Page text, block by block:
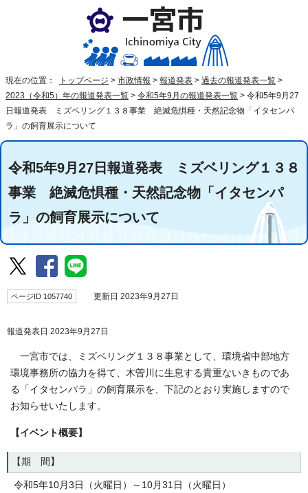
現在の位置： トップページ > 市政情報 > 報道発表 > 過去の報道発表一覧 >
2023（令和5）年の報道発表一覧 > 令和5年9月の報道発表一覧 > 令和5年9月27
日報道発表 ミズベリング１３８事業 絶滅危惧種・天然記念物「イタセンパ
ラ」の飼育展示について
令和5年9月27日報道発表 ミズベリング１３８
事業 絶滅危惧種・天然記念物「イタセンパ
ラ」の飼育展示について
ページID 1057740 更新日 2023年9月27日
報道発表日 2023年9月27日
一宮市では、ミズベリング１３８事業として、環境省中部地方
環境事務所の協力を得て、木曽川に生息する貴重ないきものであ
る「イタセンパラ」の飼育展示を、下記のとおり実施しますので
お知らせいたします。
【イベント概要】
【期 間】
令和5年10月3日（火曜日）～10月31日（火曜日）